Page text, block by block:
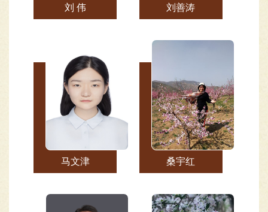
刘 伟 刘善涛
马文津 桑宇红